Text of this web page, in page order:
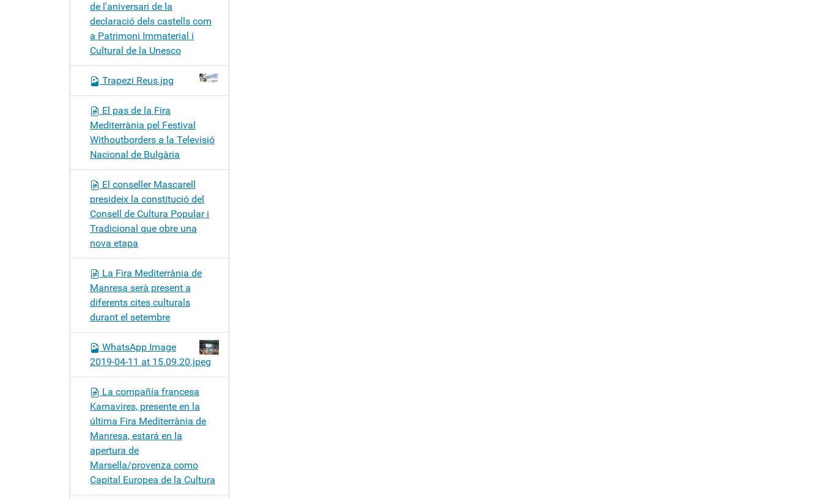
de l'aniversari de la
declaració dels castells com
a Patrimoni Immaterial i
Cultural de la Unesco
Trapezi Reus.jpg
El pas de la Fira
Mediterrània pel Festival
Withoutborders a la Televisió
Nacional de Bulgària
El conseller Mascarell
presideix la constitució del
Consell de Cultura Popular i
Tradicional que obre una
nova etapa
La Fira Mediterrània de
Manresa serà present a
diferents cites culturals
durant el setembre
WhatsApp Image
2019-04-11 at 15.09.20.jpeg
La compañía francesa
Karnavires, presente en la
última Fira Mediterrània de
Manresa, estará en la
apertura de
Marsella/provenza como
Capital Europea de la Cultura